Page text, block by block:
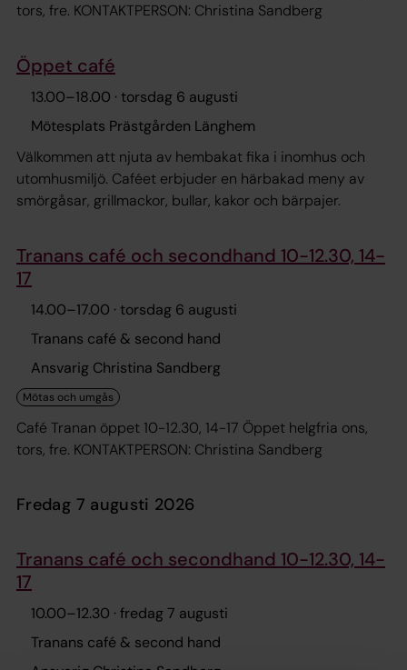
tors, fre. KONTAKTPERSON: Christina Sandberg
Öppet café
13.00–18.00 · torsdag 6 augusti
Mötesplats Prästgården Länghem
Välkommen att njuta av hembakat fika i inomhus och
utomhusmiljö. Caféet erbjuder en härbakad meny av
smörgåsar, grillmackor, bullar, kakor och bärpajer.
Tranans café och secondhand 10-12.30, 14-
17
14.00–17.00 · torsdag 6 augusti
Tranans café & second hand
Ansvarig Christina Sandberg
Café Tranan öppet 10-12.30, 14-17 Öppet helgfria ons,
tors, fre. KONTAKTPERSON: Christina Sandberg
fredag 7 augusti 2026
Tranans café och secondhand 10-12.30, 14-
17
10.00–12.30 · fredag 7 augusti
Tranans café & second hand